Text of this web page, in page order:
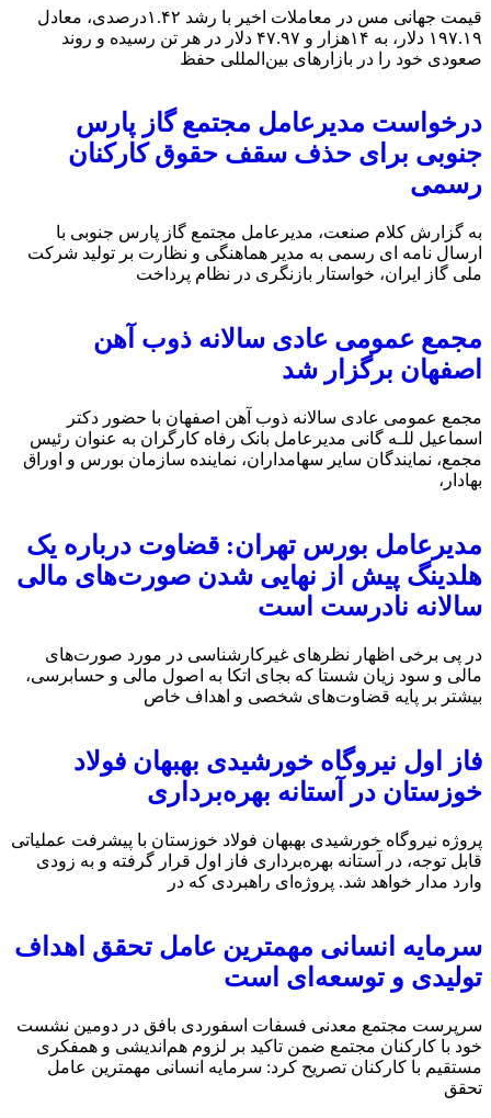
قیمت جهانی مس در معاملات اخیر با رشد ۱.۴۲درصدی، معادل
۱۹۷.۱۹ دلار، به ۱۴هزار و ۴۷.۹۷ دلار در هر تن رسیده و روند
صعودی خود را در بازارهای بین‌المللی حفظ
درخواست مدیرعامل مجتمع گاز پارس
جنوبی برای حذف سقف حقوق کارکنان
رسمی
به گزارش کلام صنعت، مدیرعامل مجتمع گاز پارس جنوبی با
ارسال نامه ای رسمی به مدیر هماهنگی و نظارت بر تولید شرکت
ملی گاز ایران، خواستار بازنگری در نظام پرداخت
مجمع عمومی عادی سالانه ذوب آهن
اصفهان برگزار شد
مجمع عمومی عادی سالانه ذوب آهن اصفهان با حضور دکتر
اسماعیل للـه گانی مدیرعامل بانک رفاه کارگران به عنوان رئیس
مجمع، نمایندگان سایر سهامداران، نماینده سازمان بورس و اوراق
بهادار،
مدیرعامل بورس تهران: قضاوت درباره یک
هلدینگ پیش از نهایی شدن صورت‌های مالی
سالانه نادرست است
در پی برخی اظهار نظرهای غیرکارشناسی در مورد صورت‌های
مالی و سود زیان شستا که بجای اتکا به اصول مالی و حسابرسی،
بیشتر بر پایه قضاوت‌‌های شخصی و اهداف خاص
فاز اول نیروگاه خورشیدی بهبهان فولاد
خوزستان در آستانه بهره‌برداری
پروژه نیروگاه خورشیدی بهبهان فولاد خوزستان با پیشرفت عملیاتی
قابل‌ توجه، در آستانه بهره‌برداری فاز اول قرار گرفته و به‌ زودی
وارد مدار خواهد شد. پروژه‌ای راهبردی که در
سرمایه انسانی مهمترین عامل تحقق اهداف
تولیدی و توسعه‌ای است
سرپرست مجتمع معدنی فسفات اسفوردی بافق در دومین نشست
خود با کارکنان مجتمع ضمن تاکید بر لزوم هم‌اندیشی و همفکری
مستقیم با کارکنان تصریح کرد: سرمایه انسانی مهمترین عامل
تحقق